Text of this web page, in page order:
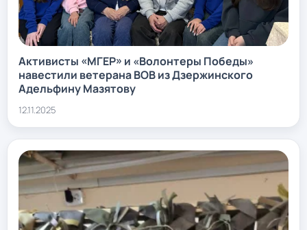
Активисты «МГЕР» и «Волонтеры Победы»
навестили ветерана ВОВ из Дзержинского
Адельфину Мазятову
12.11.2025